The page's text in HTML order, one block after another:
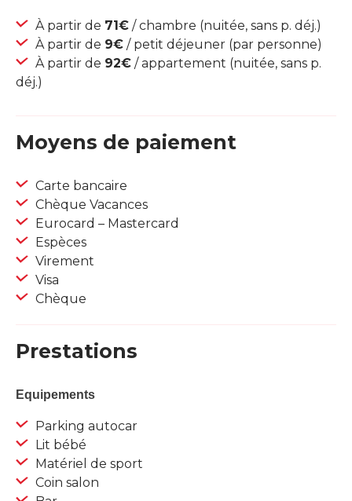
À partir de 71€ / chambre (nuitée, sans p. déj.)
À partir de 9€ / petit déjeuner (par personne)
À partir de 92€ / appartement (nuitée, sans p.
déj.)
Moyens de paiement
Carte bancaire
Chèque Vacances
Eurocard – Mastercard
Espèces
Virement
Visa
Chèque
Prestations
Equipements
Parking autocar
Lit bébé
Matériel de sport
Coin salon